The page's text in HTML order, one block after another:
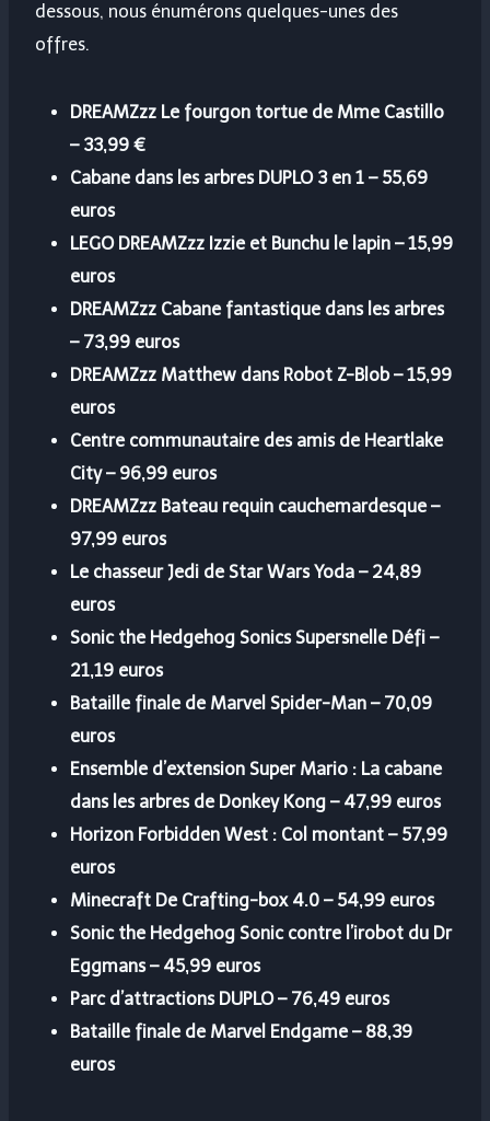
dessous, nous énumérons quelques-unes des
offres.
DREAMZzz Le fourgon tortue de Mme Castillo
– 33,99 €
Cabane dans les arbres DUPLO 3 en 1 – 55,69
euros
LEGO DREAMZzz Izzie et Bunchu le lapin – 15,99
euros
DREAMZzz Cabane fantastique dans les arbres
– 73,99 euros
DREAMZzz Matthew dans Robot Z-Blob– 15,99
euros
Centre communautaire des amis de Heartlake
City– 96,99 euros
DREAMZzz Bateau requin cauchemardesque–
97,99 euros
Le chasseur Jedi de Star Wars Yoda – 24,89
euros
Sonic the Hedgehog Sonics SupersnelleDéfi –
21,19 euros
Bataille finale de Marvel Spider-Man – 70,09
euros
Ensemble d’extension Super Mario : La cabane
dans les arbres de Donkey Kong – 47,99 euros
Horizon Forbidden West : Col montant – 57,99
euros
Minecraft De Crafting-box 4.0 – 54,99 euros
Sonic the Hedgehog Sonic contre l’irobot du Dr
Eggmans– 45,99 euros
Parc d’attractions DUPLO– 76,49 euros
Bataille finale de Marvel Endgame– 88,39
euros